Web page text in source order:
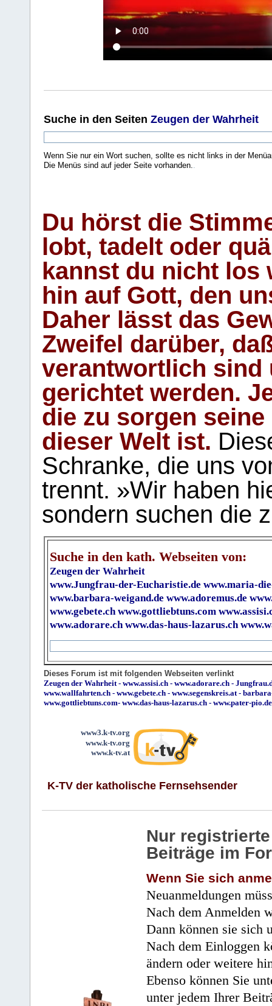
Suche in den Seiten Zeugen der Wahrheit
Wenn Sie nur ein Wort suchen, sollte es nicht links in der
Die Menüs sind auf jeder Seite vorhanden..
Du hörst die
lobt, tadelt oder
kannst du nicht los
hin auf Gott, den
Daher lässt das
Zweifel darüber,
verantwortlich sind
gerichtet werden.
die zu sorgen
dieser Welt ist.
Schranke, die uns
trennt. »Wir haben
sondern suchen die
Suche in den kath. Webseiten von:
Zeugen der Wahrheit
www.Jungfrau-der-Eucharistie.de www.maria-
www.barbara-weigand.de www.adoremus.de
www.gebete.ch www.gottliebtuns.com
www.adorare.ch www.das-haus-lazarus.ch
Dieses Forum ist mit folgenden Webseiten verlinkt
Zeugen der Wahrheit- www.assisi.ch - www.adorare.ch -
www.wallfahrten.ch - www.gebete.ch - www.segenskreis.at-
www.gottliebtuns.com- www.das-haus-lazarus.ch - www.pater-pio.de
www3.k-tv.org
www.k-tv.org
www.k-tv.at
K-TV der katholische Fernsehsender
Nur
Beiträge im
Wenn Sie sich
Neuanmeldungen
Nach dem Anmelden
Dann können sie sich
Nach dem Einloggen
ändern oder weitere
Ebenso können Sie
unter jedem Ihrer